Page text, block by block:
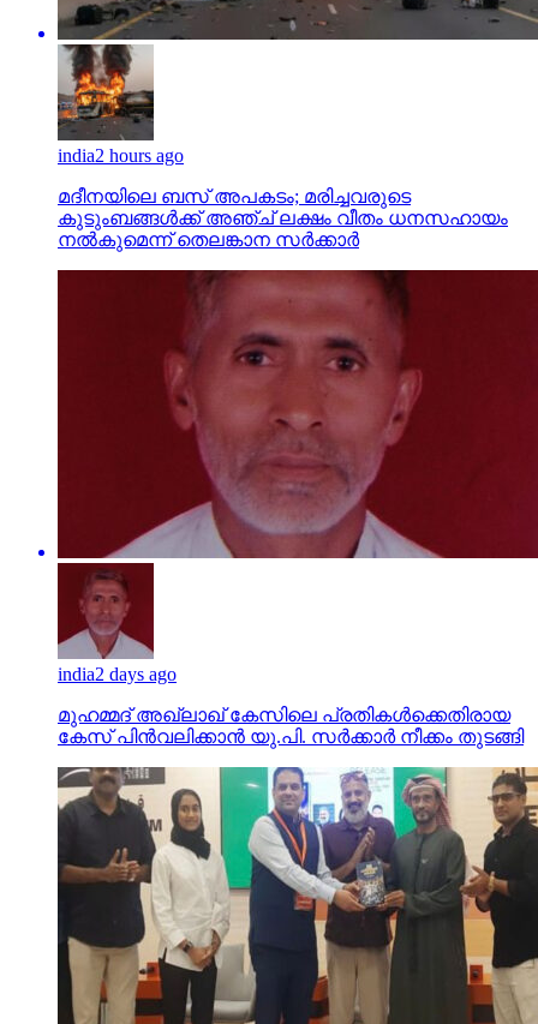
india2 hours ago
മദീനയിലെ ബസ് അപകടം; മരിച്ചവരുടെ
കുടുംബങ്ങള്‍ക്ക് അഞ്ച് ലക്ഷം വീതം ധനസഹായം
നല്‍കുമെന്ന് തെലങ്കാന സര്‍ക്കാര്‍
india2 days ago
മുഹമ്മദ് അഖ്‌ലാഖ് കേസിലെ പ്രതികള്‍ക്കെതിരായ
കേസ് പിന്‍വലിക്കാന്‍ യു.പി. സര്‍ക്കാര്‍ നീക്കം തുടങ്ങി